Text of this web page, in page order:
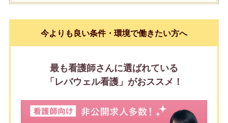
今よりも良い条件・環境で働きたい方へ
最も看護師さんに選ばれている
「レバウェル看護」がおススメ！